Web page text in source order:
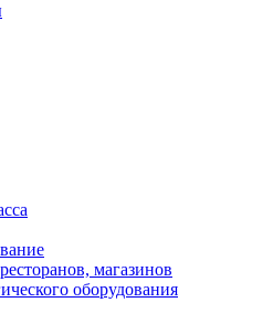
магазинов
оборудования